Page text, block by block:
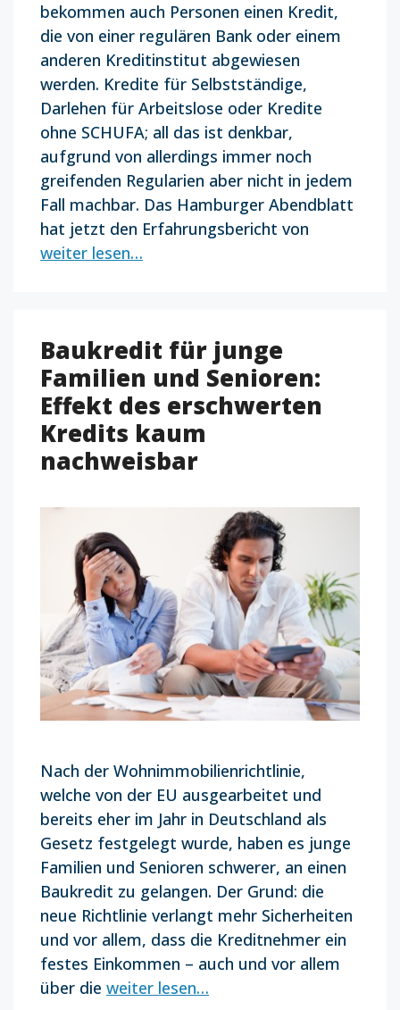
bekommen auch Personen einen Kredit,
die von einer regulären Bank oder einem
anderen Kreditinstitut abgewiesen
werden. Kredite für Selbstständige,
Darlehen für Arbeitslose oder Kredite
ohne SCHUFA; all das ist denkbar,
aufgrund von allerdings immer noch
greifenden Regularien aber nicht in jedem
Fall machbar. Das Hamburger Abendblatt
hat jetzt den Erfahrungsbericht von
weiter lesen…
Baukredit für junge
Familien und Senioren:
Effekt des erschwerten
Kredits kaum
nachweisbar
Nach der Wohnimmobilienrichtlinie,
welche von der EU ausgearbeitet und
bereits eher im Jahr in Deutschland als
Gesetz festgelegt wurde, haben es junge
Familien und Senioren schwerer, an einen
Baukredit zu gelangen. Der Grund: die
neue Richtlinie verlangt mehr Sicherheiten
und vor allem, dass die Kreditnehmer ein
festes Einkommen – auch und vor allem
über die weiter lesen…